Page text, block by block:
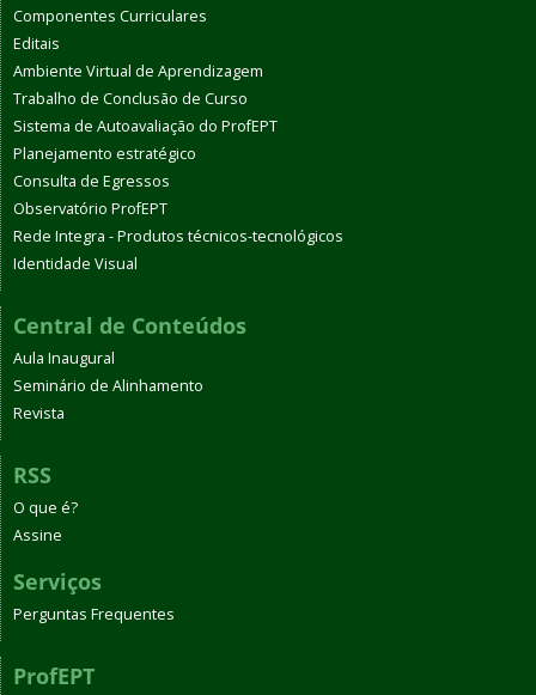
Componentes Curriculares
Editais
Ambiente Virtual de Aprendizagem
Trabalho de Conclusão de Curso
Sistema de Autoavaliação do ProfEPT
Planejamento estratégico
Consulta de Egressos
Observatório ProfEPT
Rede Integra - Produtos técnicos-tecnológicos
Identidade Visual
Central de Conteúdos
Aula Inaugural
Seminário de Alinhamento
Revista
RSS
O que é?
Assine
Serviços
Perguntas Frequentes
ProfEPT